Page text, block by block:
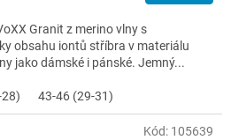
Granit z merino vlny s
obsahu iontů stříbra v materiálu
jako dámské i pánské. Jemný...
43-46 (29-31)
Kód: 105639